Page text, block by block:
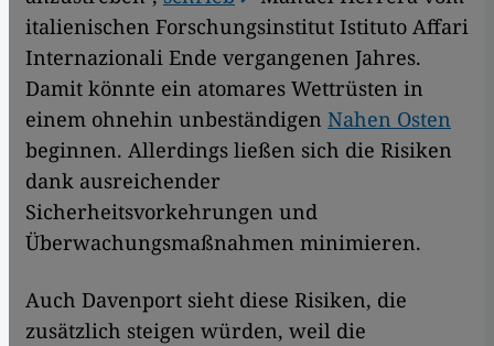
italienischen Forschungsinstitut Istituto Affari
Internazionali Ende vergangenen Jahres.
Damit könnte ein atomares Wettrüsten in
einem ohnehin unbeständigen Nahen Osten
beginnen. Allerdings ließen sich die Risiken
dank ausreichender
Sicherheitsvorkehrungen und
Überwachungsmaßnahmen minimieren.
Auch Davenport sieht diese Risiken, die
zusätzlich steigen würden, weil die